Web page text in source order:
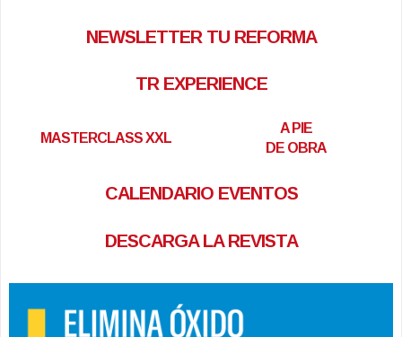
NEWSLETTER TU REFORMA
TR EXPERIENCE
MASTERCLASS XXL
A PIE
DE OBRA
CALENDARIO EVENTOS
DESCARGA LA REVISTA